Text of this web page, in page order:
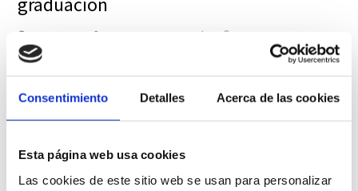
Consentimiento Detalles Acerca de las cookies
Esta página web usa cookies
Las cookies de este sitio web se usan para personalizar
Escuela Hospital Mompía
La consejera de Inclusión Social, Juventud, Familias e Igualdad, Begoña
Gómez del Río, madrina de los 21 nuevos titulados La Escuela Hospital
Mompía ha celebrado, en el Paraninfo de la Magdalena, el solemne acto
de graduación de la IV Promoción…
Leer más